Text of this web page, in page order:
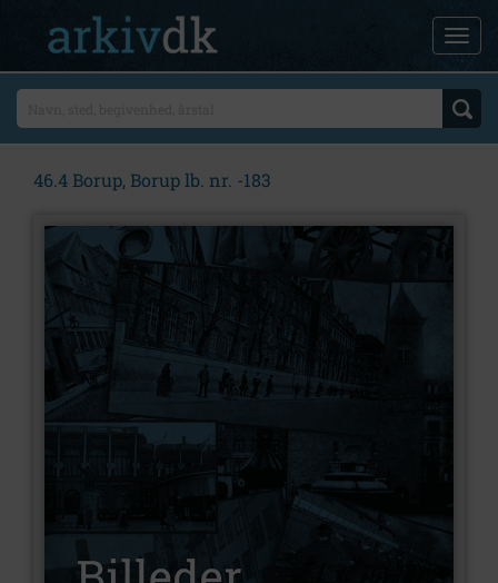
46.4 Borup, Borup lb. nr. -183